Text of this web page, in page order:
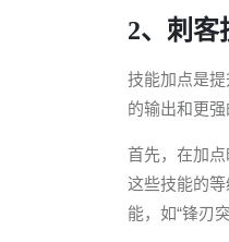
2、刺客
技能加点是
的输出和更
首先，在加点
这些技能的
能，如“锋刃